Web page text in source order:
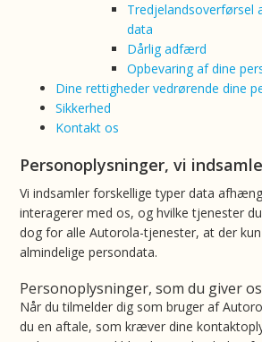
Tredjelandsoverførsel
data
Dårlig adfærd
Opbevaring af dine
Dine rettigheder vedrørende dine
Sikkerhed
Kontakt os
Personoplysninger, vi
Vi indsamler forskellige typer data
interagerer med os, og hvilke tjenester
dog for alle Autorola-tjenester, at der
almindelige persondata.
Personoplysninger, som du giver os
Når du tilmelder dig som bruger af
du en aftale, som kræver dine